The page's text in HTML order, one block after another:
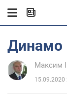
Динамо
Максим
15.09.2020